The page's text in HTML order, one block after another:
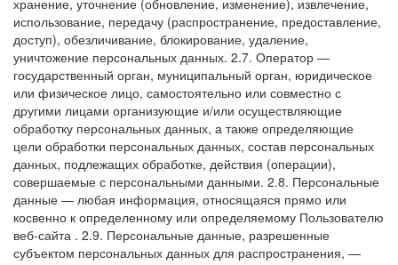
использование, передачу (распространение, предоставление,
доступ), обезличивание, блокирование, удаление,
уничтожение персональных данных. 2.7. Оператор —
государственный орган, муниципальный орган, юридическое
или физическое лицо, самостоятельно или совместно с
другими лицами организующие и/или осуществляющие
обработку персональных данных, а также определяющие
цели обработки персональных данных, состав персональных
данных, подлежащих обработке, действия (операции),
совершаемые с персональными данными. 2.8. Персональные
данные — любая информация, относящаяся прямо или
косвенно к определенному или определяемому Пользователю
веб-сайта . 2.9. Персональные данные, разрешенные
субъектом персональных данных для распространения, —